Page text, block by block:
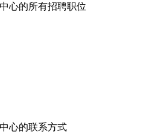
心的所有招聘职位
心的联系方式